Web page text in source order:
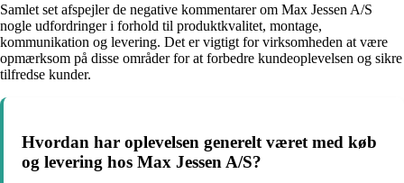
Samlet set afspejler de negative kommentarer om Max Jessen A/S
nogle udfordringer i forhold til produktkvalitet, montage,
kommunikation og levering. Det er vigtigt for virksomheden at være
opmærksom på disse områder for at forbedre kundeoplevelsen og sikre
tilfredse kunder.
Hvordan har oplevelsen generelt været med køb
og levering hos Max Jessen A/S?